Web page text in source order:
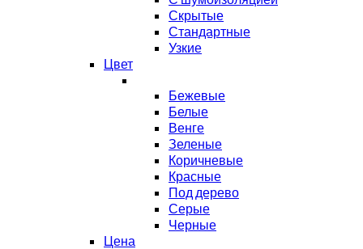
Скрытые
Стандартные
Узкие
Цвет
Бежевые
Белые
Венге
Зеленые
Коричневые
Красные
Под дерево
Серые
Черные
Цена